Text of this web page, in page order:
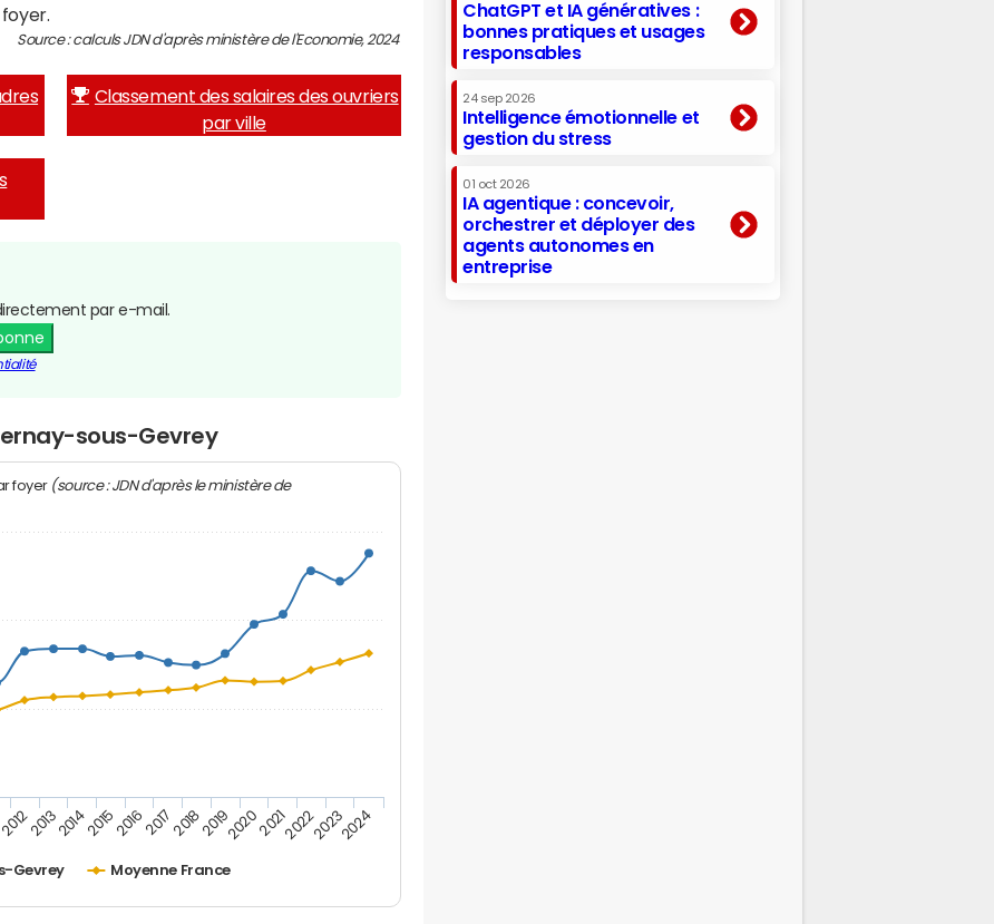
Source : calculs JDN d'après ministère de l'Economie, 2024
Classement des salaires des ouvriers
par ville
par e-mail.
sous-Gevrey
foyer (source : JDN d'après le ministère de
Gevrey Moyenne France
2012201320142015201620172018201920202021202220232024
ChatGPT et IA génératives :
bonnes pratiques et usages
responsables
24 sep 2026
Intelligence émotionnelle et
gestion du stress
01 oct 2026
IA agentique : concevoir,
orchestrer et déployer des
agents autonomes en
entreprise